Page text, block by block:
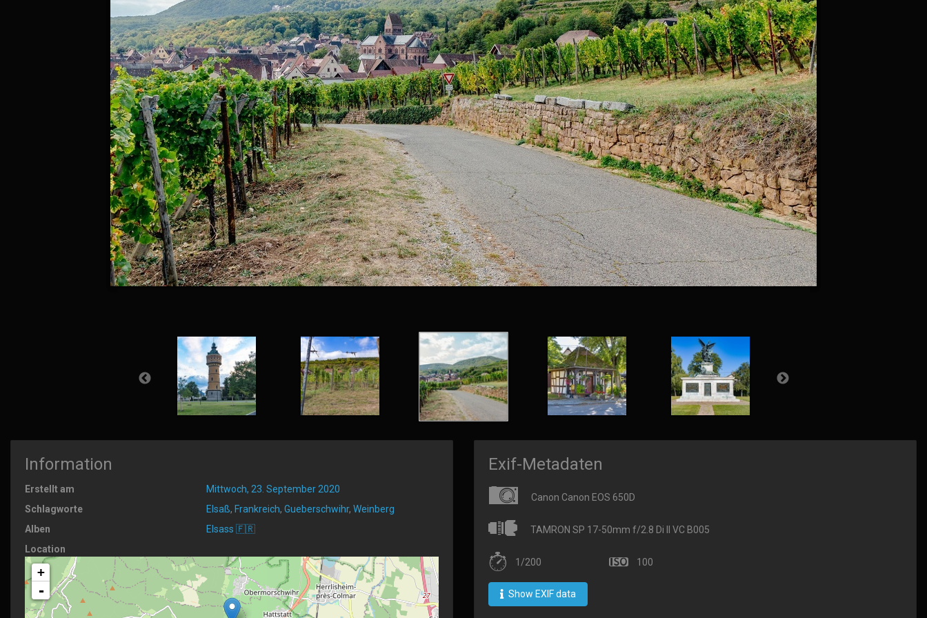
Information
Erstellt am
Mittwoch, 23. September 2020
Schlagworte
Elsaß, Frankreich, Gueberschwihr, Weinberg
Alben
Elsass 🇫🇷
Location
+
-
Exif-Metadaten
Canon Canon EOS 650D
TAMRON SP 17-50mm f/2.8 Di II VC B005
1/200 100
Show EXIF data